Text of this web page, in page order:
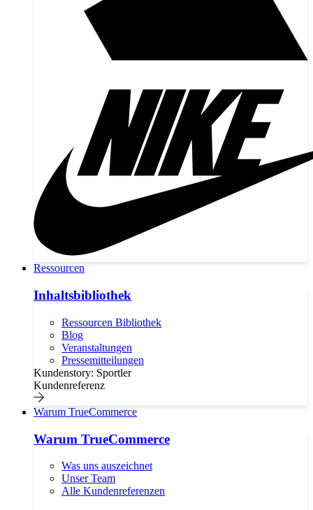
Ressourcen
Inhaltsbibliothek
Ressourcen Bibliothek
Blog
Veranstaltungen
Pressemitteilungen
Kundenstory: Sportler
Kundenreferenz
Warum TrueCommerce
Warum TrueCommerce
Was uns auszeichnet
Unser Team
Alle Kundenreferenzen